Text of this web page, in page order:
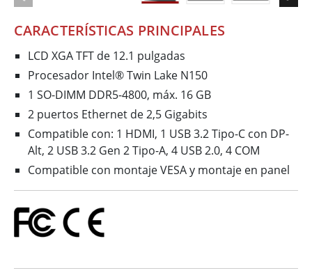
CARACTERÍSTICAS PRINCIPALES
LCD XGA TFT de 12.1 pulgadas
Procesador Intel® Twin Lake N150
1 SO-DIMM DDR5-4800, máx. 16 GB
2 puertos Ethernet de 2,5 Gigabits
Compatible con: 1 HDMI, 1 USB 3.2 Tipo-C con DP-
Alt, 2 USB 3.2 Gen 2 Tipo-A, 4 USB 2.0, 4 COM
Compatible con montaje VESA y montaje en panel